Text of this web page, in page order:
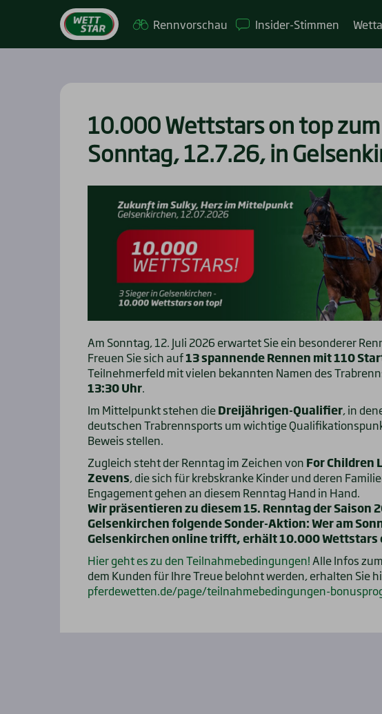
Renn­vor­schau Insi­­der-Stim­­men
10.000 Wett­stars on top
Sonn­tag, 12.7.26, in
Am Sonntag, 12. Juli 2026 erwartet Sie ein besonderer
Freuen Sie sich auf13 spannende Rennen mit 110
Teilnehmerfeld mit vielen bekannten Namen des
13:30 Uhr.
Im Mittelpunkt stehen dieDreijährigen-Qualifier, in
deutschen Trabrennsports um wichtige
Beweis stellen.
Zugleich steht der Renntag im Zeichen von For Children
Zevens, die sich für krebskranke Kinder und deren
Engagement gehen an diesem Renntag Hand in Hand.
Wir präsentieren zu diesem 15. Renntag der Saison
Gelsenkirchen folgende Sonder-Aktion:Wer am
Gelsenkirchen online trifft, erhält 10.000 Wettstars
Hier geht es zu den Teilnahmebedingungen!Alle Infos zum
dem Kunden für Ihre Treue belohnt werden, erhalten Sie
pferdewetten.de/page/teilnahmebedingungen-